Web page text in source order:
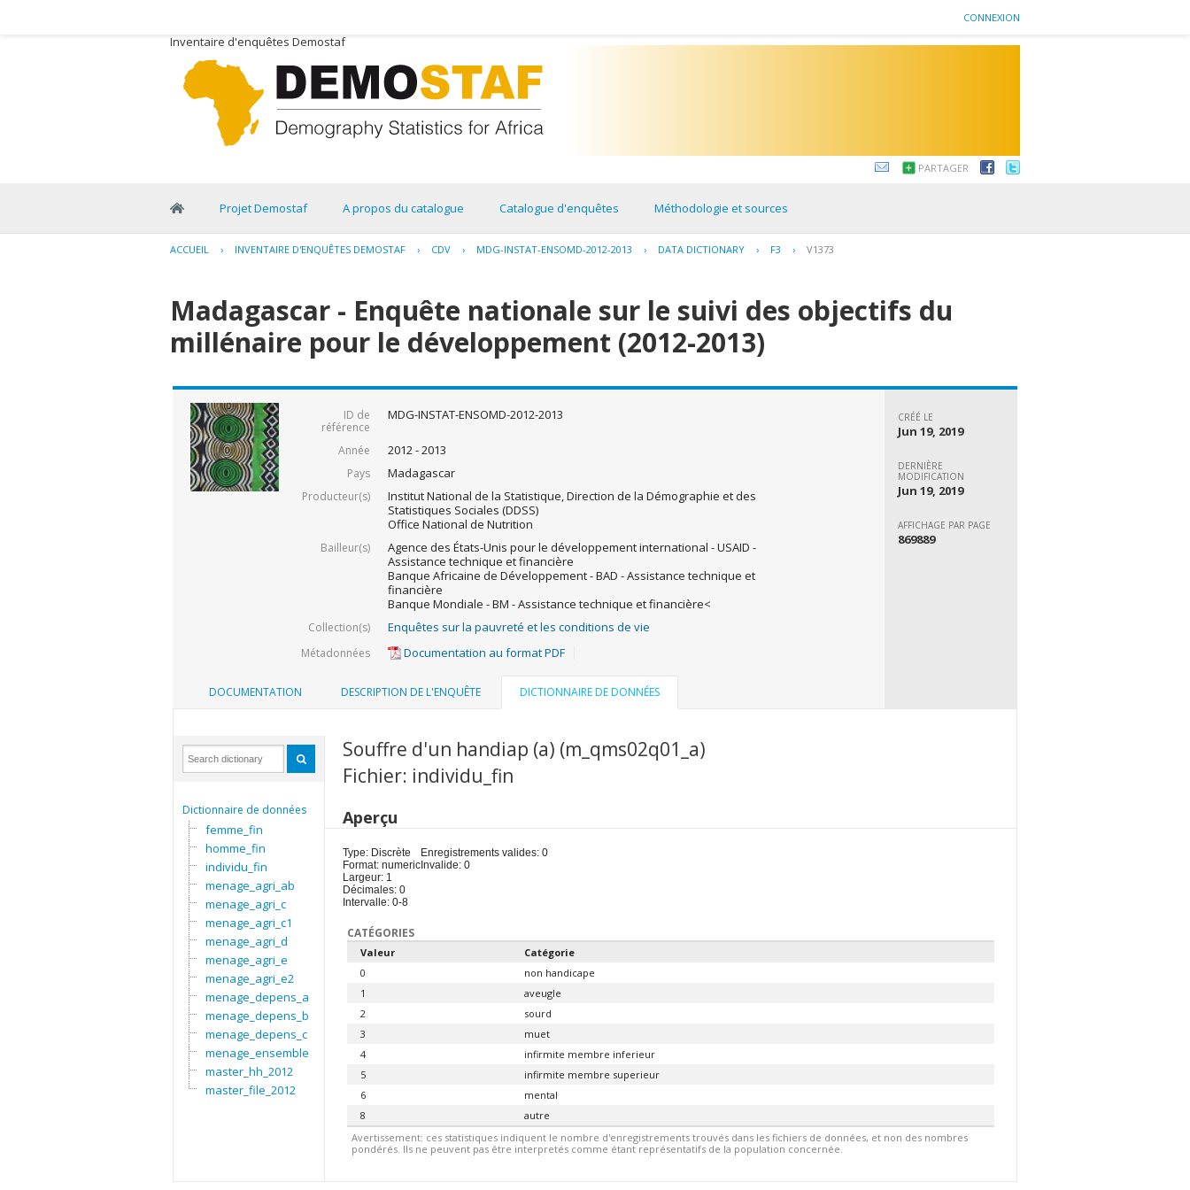
CONNEXION
Inventaire d'enquêtes Demostaf
PARTAGER
Projet Demostaf A propos du catalogue Catalogue d'enquêtes Méthodologie et sources
ACCUEIL › INVENTAIRE D'ENQUÊTES DEMOSTAF › CDV › MDG-INSTAT-ENSOMD-2012-2013 › DATA DICTIONARY › F3 › V1373
Madagascar - Enquête nationale sur le suivi des objectifs du
millénaire pour le développement (2012-2013)
ID de
référence
MDG-INSTAT-ENSOMD-2012-2013
Année 2012 - 2013
Pays Madagascar
Producteur(s)
Institut National de la Statistique, Direction de la Démographie et des
Statistiques Sociales (DDSS)
Office National de Nutrition
Bailleur(s)
Agence des États-Unis pour le développement international - USAID -
Assistance technique et financière
Banque Africaine de Développement - BAD - Assistance technique et
financière
Banque Mondiale - BM - Assistance technique et financière<
Collection(s) Enquêtes sur la pauvreté et les conditions de vie
Métadonnées Documentation au format PDF
CRÉÉ LE
Jun 19, 2019
DERNIÈRE
MODIFICATION
Jun 19, 2019
AFFICHAGE PAR PAGE
869889
DOCUMENTATION DESCRIPTION DE L'ENQUÊTE DICTIONNAIRE DE DONNÉES
Dictionnaire de données
femme_fin
homme_fin
individu_fin
menage_agri_ab
menage_agri_c
menage_agri_c1
menage_agri_d
menage_agri_e
menage_agri_e2
menage_depens_a
menage_depens_b
menage_depens_c
menage_ensemble
master_hh_2012
master_file_2012
Souffre d'un handiap (a) (m_qms02q01_a)
Fichier: individu_fin
Aperçu
Type: Discrète
Format: numeric
Largeur: 1
Décimales: 0
Intervalle: 0-8
Enregistrements valides: 0
Invalide: 0
CATÉGORIES
Valeur
Catégorie
0
non handicape
1
aveugle
2
sourd
3
muet
4
infirmite membre inferieur
5
infirmite membre superieur
6
mental
8
autre
Avertissement: ces statistiques indiquent le nombre d'enregistrements trouvés dans les fichiers de données, et non des nombres
pondérés. Ils ne peuvent pas être interpretés comme étant représentatifs de la population concernée.